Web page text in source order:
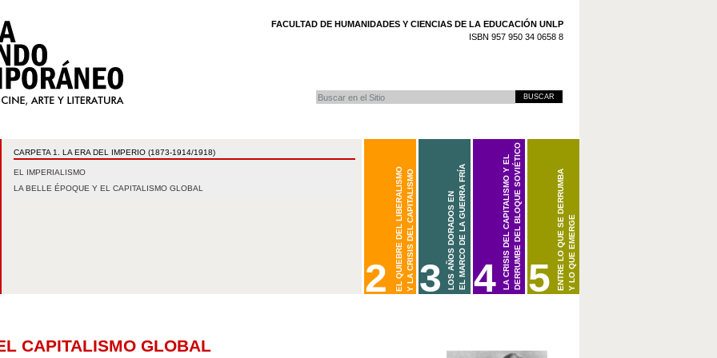
FACULTAD DE HUMANIDADES Y CIENCIAS DE LA EDUCACIÓN UNLP
ISBN 957 950 34 0658 8
buscar
CONTENIDOS
CARPETA 1. LA ERA DEL IMPERIO (1873-1914/1918)
EL IMPERIALISMO
LA BELLE ÉPOQUE Y EL CAPITALISMO GLOBAL
2 EL QUIEBRE DEL LIBERALISMOY LA CRISIS DEL CAPITALISMO(1914/1918-1945)
LA GRAN DEPRESIÓN Y LA CRISIS DEL LIBERALISMO
3LOS AÑOS DORADOS ENEL MARCO DE LA GUERRA FRÍA4LA CRISIS DEL CAPITALISMO Y ELDERRUMBE DEL BLOQUE SOVIÉTICO(1973/1979-2001)
EL DERRUMBE DEL BLOQUE SOVIÉTICO
5ENTRE LO QUE SE DERRUMBAY LO QUE EMERGE
CAPITALISMO GLOBAL